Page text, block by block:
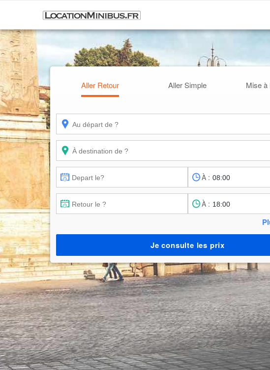
Aller Retour Aller Simple Mise à
À :
À :
Je consulte les prix